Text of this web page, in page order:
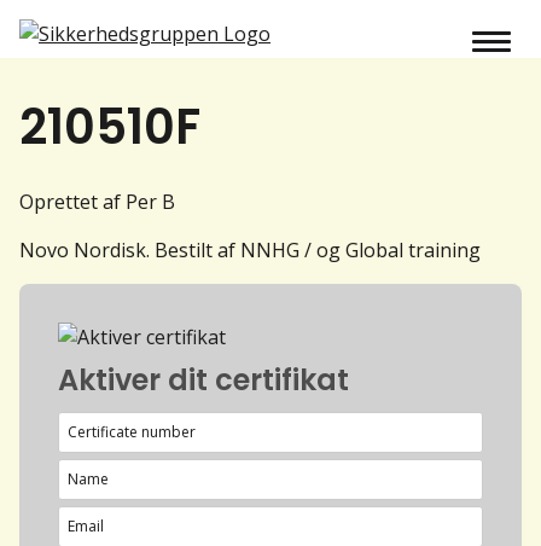
210510F
Oprettet af Per B
Novo Nordisk. Bestilt af NNHG / og Global training
Aktiver dit certifikat